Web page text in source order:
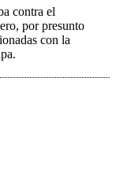
contra el
por presunto
con la